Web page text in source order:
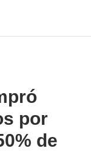
por
de